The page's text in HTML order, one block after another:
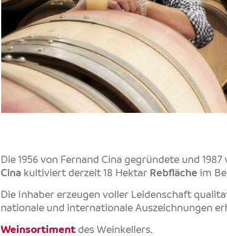
Die 1956 von Fernand Cina gegründete und
Cina kultiviert derzeit 18 Hektar Rebfläche im
Die Inhaber erzeugen voller Leidenschaft
nationale und internationale Auszeichnungen
Weinsortiment des Weinkellers.